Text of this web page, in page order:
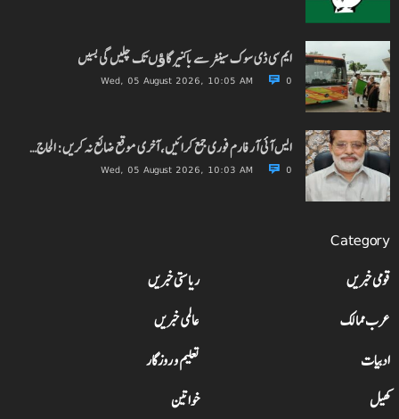
ایم سی ڈی سوک سینٹر سے باکنیر گاﺅں تک چلیں گی بسیں
Wed, 05 August 2026, 10:05 AM 0
ایس آئی آر فارم فوری جمع کرائیں، آخری موقع ضائع نہ کریں: الحاج…
Wed, 05 August 2026, 10:03 AM 0
Category
قومی خبریں
ریاستی خبریں
عرب ممالک
عالمی خبریں
ادبیات
تعلیم و روزگار
کھیل
خواتین